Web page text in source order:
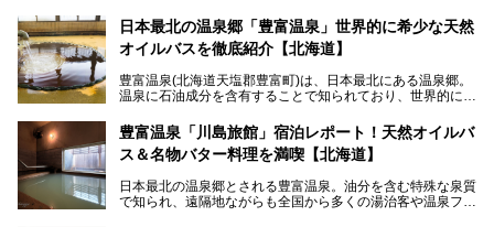
動拠点である北海道の銭湯「湯屋・サーモン」にて、メンズ
スキンケアブランド バルクオムの「ONE DAY KIT」を数量
限定でプレゼントいたします。
で、ぜひお試しください。※6月13日配布開始、なくなり次
第終了
───
提供元：株式会社バルクオム【PR】
この記事は株式会社バルクオム商品のPR記事です。
日本最北の温泉郷「豊富温泉」世界的に希少な天然
オイルバスを徹底紹介【北海道】
豊富温泉(北海道天塩郡豊富町)は、日本最北にある温泉郷。
温泉に石油成分を含有することで知られており、世界的にも
に特効があると言われ、遠隔地ながらも全国から湯治・療養
目的で多くの人々が訪れます。
地体験し、独自の視点で豊富温泉の“天然オイルバス”をレポ
ート。温泉地概要や日帰り入浴施設をはじめ、宿泊施設・ア
豊富温泉「川島旅館」宿泊レポート！天然オイルバ
ス＆名物バター料理を満喫【北海道】
日本最北の温泉郷とされる豊富温泉。油分を含む特殊な泉質
で知られ、遠隔地ながらも全国から多くの湯治客や温泉ファ